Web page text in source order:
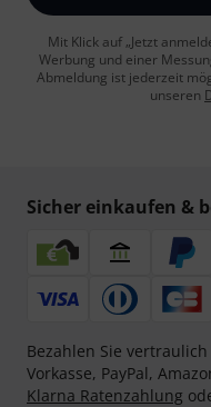
Mit Klick auf „Jetzt
Werbung und einer
Abmeldung ist jederzeit
unseren
Sicher einkaufen &
Bezahlen Sie
Vorkasse, PayPal,
Klarna Ratenzahlung